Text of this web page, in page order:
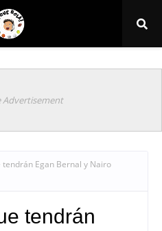
Advertisement
tendrán Egan Bernal y Nairo
tendrán